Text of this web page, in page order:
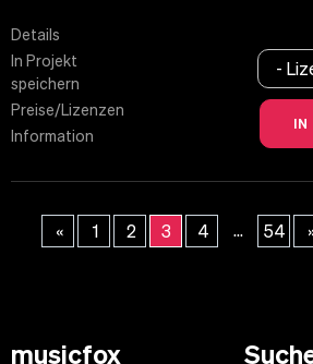
Details
In Projekt
speichern
Preise/Lizenzen
Information
-
« 1 2 3 4 ... 54
musicfox